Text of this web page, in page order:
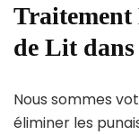
Traitement
de Lit
Nous sommes
éliminer les